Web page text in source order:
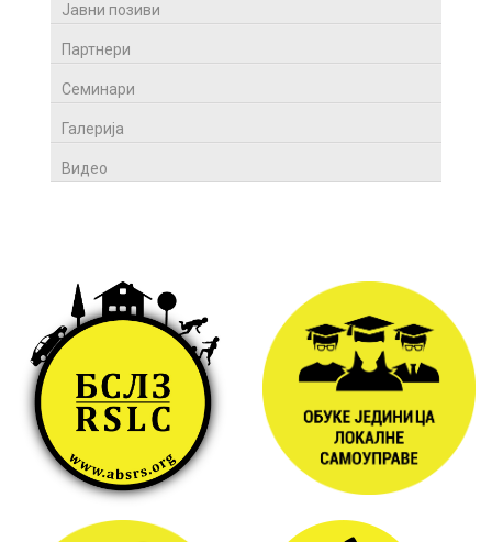
Јавни позиви
Партнери
Семинари
Галерија
Видео